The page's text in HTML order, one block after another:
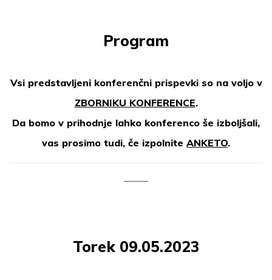
Program
Vsi predstavljeni konferenčni prispevki so na voljo v
ZBORNIKU KONFERENCE.
Da bomo v prihodnje lahko konferenco še izboljšali,
vas prosimo tudi, če izpolnite ANKETO.
Torek 09.05.2023